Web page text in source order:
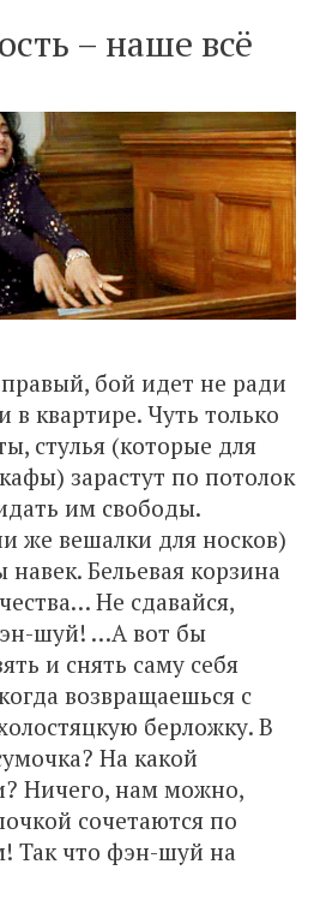
– наше всё
бой идет не ради
в квартире. Чуть только
стулья (которые для
зарастут по потолок
им свободы.
же вешалки для носков)
Бельевая корзина
Не сдавайся,
шуй! …А вот бы
и снять саму себя
возвращаешься с
берложку. В
На какой
Ничего, нам можно,
сочетаются по
Так что фэн-шуй на